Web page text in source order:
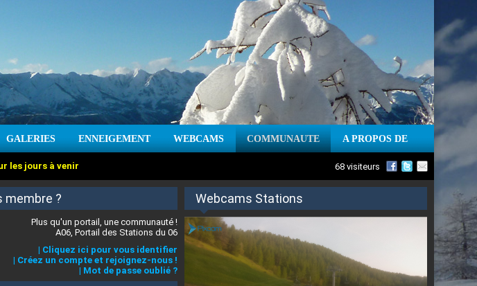
GALERIES ENNEIGEMENT WEBCAMS COMMUNAUTE A PROPOS DE
les jours à venir 68 visiteurs
membre ?
Plus qu'un portail, une communauté !
A06, Portail des Stations du 06
| Cliquez ici pour vous identifier
| Créez un compte et rejoignez-nous !
| Mot de passe oublié ?
Webcams Stations